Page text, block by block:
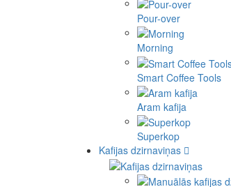
Pour-over
Morning
Smart Coffee Tools
Aram kafija
Superkop
Kafijas dzirnaviņas